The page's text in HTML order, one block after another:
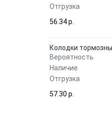
Отгрузка
56.34 p.
Колодки
Вероятность
Наличие
Отгрузка
57.30 p.